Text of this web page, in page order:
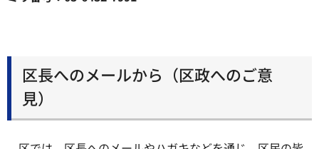
区長へのメールから（区政へのご意
見）